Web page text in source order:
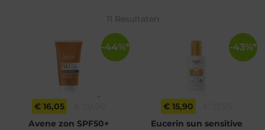
11 Resultaten
-44%*
€ 16,05
Avene zon SPF50+
-43%*
€ 15,90
Eucerin sun sensitive